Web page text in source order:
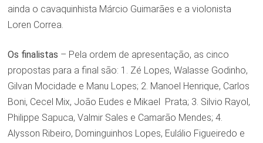
ainda o cavaquinhista Márcio Guimarães e a violonista
Loren Correa.
Os finalistas – Pela ordem de apresentação, as cinco
propostas para a final são: 1. Zé Lopes, Walasse Godinho,
Gilvan Mocidade e Manu Lopes; 2. Manoel Henrique, Carlos
Boni, Cecel Mix, João Eudes e Mikael Prata; 3. Silvio Rayol,
Philippe Sapuca, Valmir Sales e Camarão Mendes; 4.
Alysson Ribeiro, Dominguinhos Lopes, Eulálio Figueiredo e